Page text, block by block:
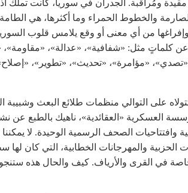
ومُراقبة. الجدران في سوريا، كانت تملك
والخطوط الحمراء وما أكثرها، هي الطامة
وإفراغها من أي معنى أو وقع يلامس قلوب
كلماتٍ مثل: «شفافية»، «عدالة»، «مقاومة»،
«مؤامرة»، «تحديث»، «تطوير»، «إصلاح»
على التوالي منظمات طلائع البعث وشبيبة
العسكرية «العقائدية»، ناهيك بالطبع عن
وافتتاحيات الصحف الرسمية الوحيدة. لا يمكننا
الحزبية والمهرجانات الخطابية، التي كان لها
في القرى والأرياف. كيف والحال هذه